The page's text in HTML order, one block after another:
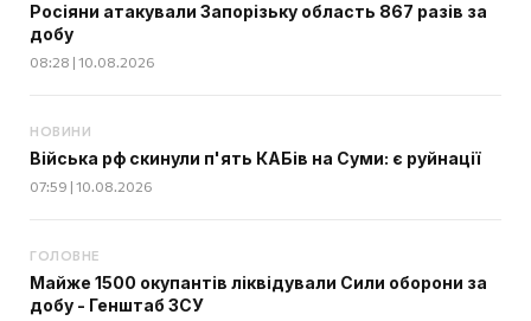
Росіяни атакували Запорізьку область 867 разів за
добу
08:28 | 10.08.2026
НОВИНИ
Війська рф скинули п'ять КАБів на Суми: є руйнації
07:59 | 10.08.2026
ГОЛОВНЕ
Майже 1500 окупантів ліквідували Сили оборони за
добу - Генштаб ЗСУ